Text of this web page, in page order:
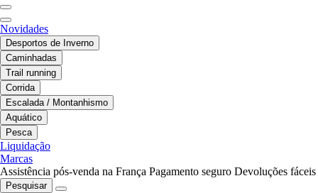
Novidades
Desportos de Inverno
Caminhadas
Trail running
Corrida
Escalada / Montanhismo
Aquático
Pesca
Liquidação
Marcas
Assistência pós-venda na França Pagamento seguro Devoluções fáceis
Pesquisar